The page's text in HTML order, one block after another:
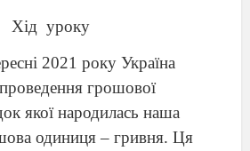
Хід уроку
2021 року Україна
грошової
якої народилась наша
одиниця – гривня. Ця